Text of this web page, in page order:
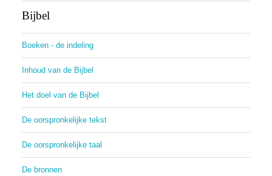
Bijbel
Boeken - de indeling
Inhoud van de Bijbel
Het doel van de Bijbel
De oorspronkelijke tekst
De oorspronkelijke taal
De bronnen